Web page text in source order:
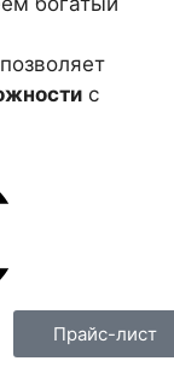
с
Прайс-лист